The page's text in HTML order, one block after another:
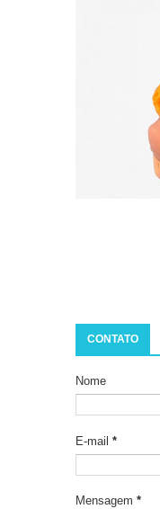
CONTATO
Nome
E-mail *
Mensagem *